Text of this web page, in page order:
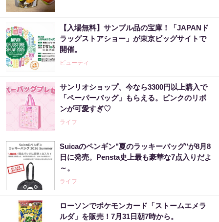
【入場無料】サンプル品の宝庫！「JAPANド
ラッグストアショー」が東京ビッグサイトで
開催。
ビューティ
サンリオショップ、今なら3300円以上購入で
「ペーパーバッグ」もらえる。ピンクのリボ
ンが可愛すぎ♡
ライフ
Suicaのペンギン"夏のラッキーバッグ"が8月8
日に発売。Pensta史上最も豪華な7点入りだよ
～。
ライフ
ローソンでポケモンカード「ストームエメラ
ルダ」を販売！7月31日朝7時から。